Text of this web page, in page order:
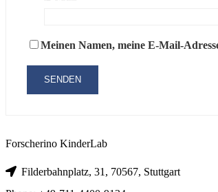
Meinen Namen, meine E-Mail-
Forscherino KinderLab
Filderbahnplatz, 31, 70567, Stuttgart